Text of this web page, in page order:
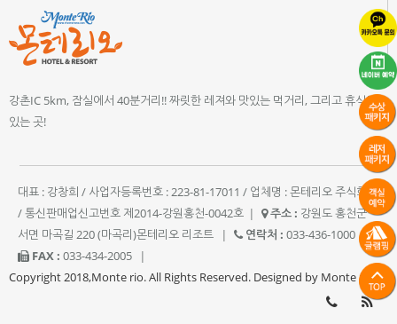
강촌IC 5km, 잠실에서 40분거리!! 짜릿한 레져와 맛있는 먹거리, 그리고 휴식이
있는 곳!
대표 : 강창희 / 사업자등록번호 : 223-81-17011 / 업체명 : 몬테리오 주식회사
/ 통신판매업신고번호 제2014-강원홍천-0042호 | 주소 : 강원도 홍천군
서면 마곡길 220 (마곡리)몬테리오 리조트
| 연락처 : 033-436-1000
|
FAX : 033-434-2005
|
Copyright 2018,Monte rio. All Rights Reserved. Designed by Monte rio.